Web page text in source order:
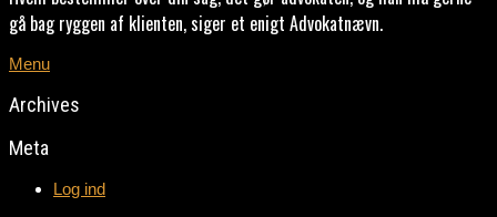
gå bag ryggen af klienten, siger et enigt Advokatnævn.
Menu
Archives
Meta
Log ind